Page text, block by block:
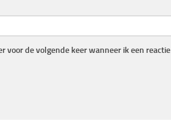
voor de volgende keer wanneer ik een reactie